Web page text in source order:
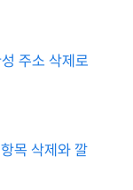
주소 삭제로
목 삭제와 깔